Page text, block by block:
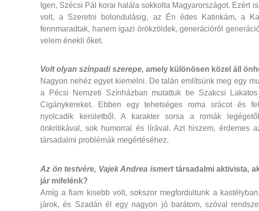
Igen, Szécsi Pál korai halála sokkolta Magyarországot. Ezért
volt, a Szeretni bolondulásig, az Én édes Katinkám, a
fennmaradtak, hanem igazi örökzöldek, generációról
velem énekli őket.
Volt olyan színpadi szerepe, amely különösen közel áll
Nagyon nehéz egyet kiemelni. De talán említsünk meg egy
a Pécsi Nemzeti Színházban mutattuk be Szakcsi
Cigánykereket. Ebben egy tehetséges roma srácot és
nyolcadik kerületből. A karakter sorsa a romák
önkritikával, sok humorral és lírával. Azt hiszem, érdemes
társadalmi problémák megértéséhez.
Az ön testvére, Vajek Andrea ismerttársadalmi aktivista,
jár mifelénk?
Amíg a fiam kisebb volt, sokszor megfordultunk a
járok, és Szadán él egy nagyon jó barátom, szóval